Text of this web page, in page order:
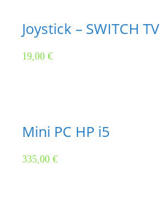
Joystick – SWITCH TV
19,00 €
Mini PC HP i5
335,00 €